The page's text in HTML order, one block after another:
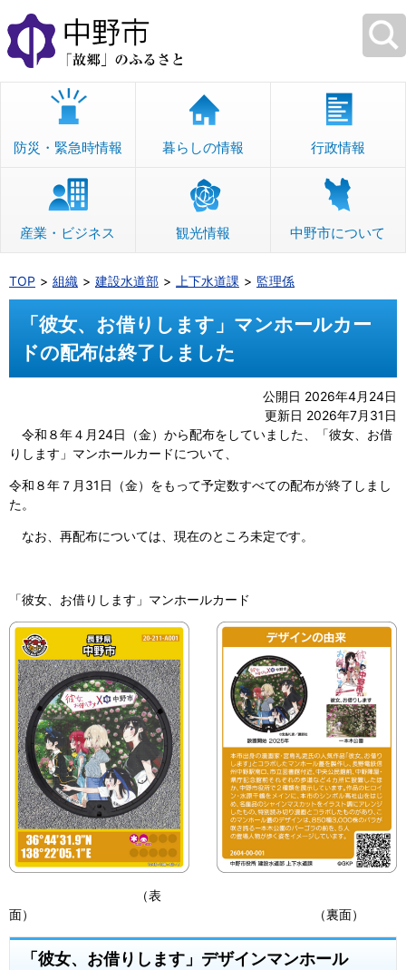
本
文
へ
移
防災・緊急時情報 暮らしの情報 行政情報
産業・ビジネス 観光情報 中野市について
TOP 組織 建設水道部 上下水道課 監理係
「彼女、お借りします」マンホールカー
ドの配布は終了しました
公開日 2026年4月24日
更新日 2026年7月31日
令和８年４月24日（金）から配布をしていました、「彼女、お借
りします」マンホールカードについて、
令和８年７月31日（金）をもって予定数すべての配布が終了しまし
た。
なお、再配布については、現在のところ未定です。
「彼女、お借りします」マンホールカード
（表
面） （裏面）
「彼女、お借りします」デザインマンホール